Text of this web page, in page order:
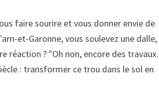
faire sourire et vous donner envie de
et-Garonne, vous soulevez une
réaction ? "Oh non, encore des
: transformer ce trou dans le sol en